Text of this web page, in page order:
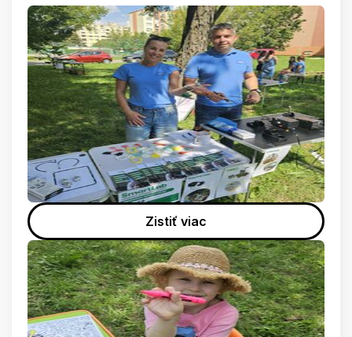
Zistiť viac